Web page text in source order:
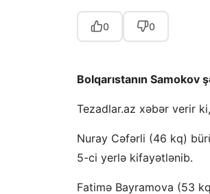
0 0
Bolqarıstanın Samokov
Tezadlar.az xəbər verir
Nuray Cəfərli (46 kq)
5-ci yerlə kifayətlənib.
Fatimə Bayramova (53